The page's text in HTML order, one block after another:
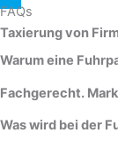
FAQs
Taxierung von
Warum eine
Fachgerecht.
Was wird bei der